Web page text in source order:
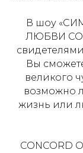
В шоу
ЛЮБВИ
Вы
великого
возможно
жизнь или
CONCORD